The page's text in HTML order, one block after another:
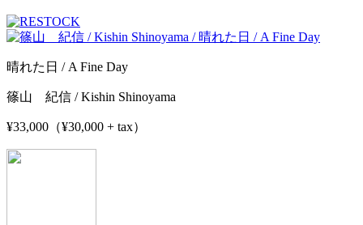
晴れた日 / A Fine Day
篠山 紀信 / Kishin Shinoyama
¥33,000（¥30,000 + tax）